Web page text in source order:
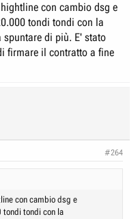
con cambio dsg e
tondi tondi con la
di più. E' stato
firmare il contratto a fine
#264
con cambio dsg e
tondi tondi con la